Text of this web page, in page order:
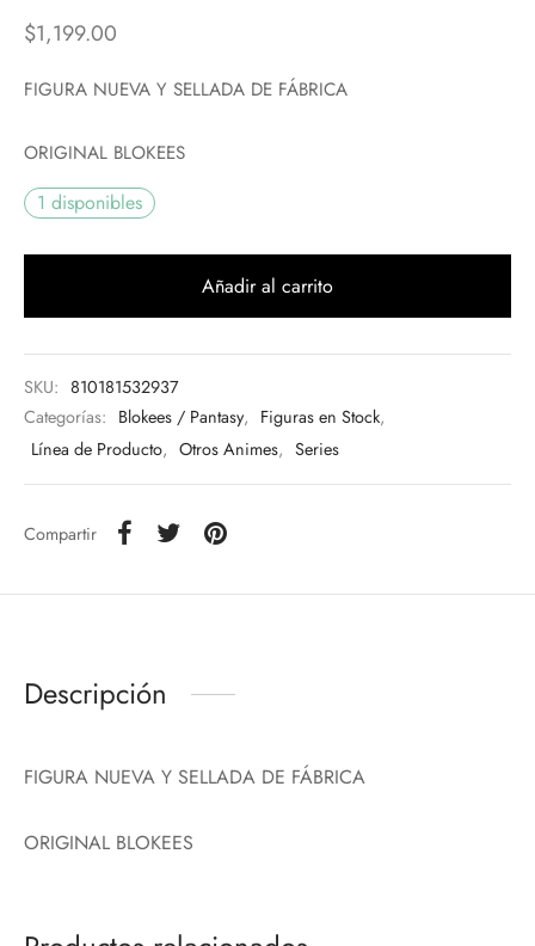
$1,199.00
FIGURA NUEVA Y SELLADA DE FÁBRICA
ORIGINAL BLOKEES
1 disponibles
Añadir al carrito
SKU: 810181532937
Categorías: Blokees / Pantasy, Figuras en Stock,
Línea de Producto, Otros Animes, Series
Compartir
Descripción
FIGURA NUEVA Y SELLADA DE FÁBRICA
ORIGINAL BLOKEES